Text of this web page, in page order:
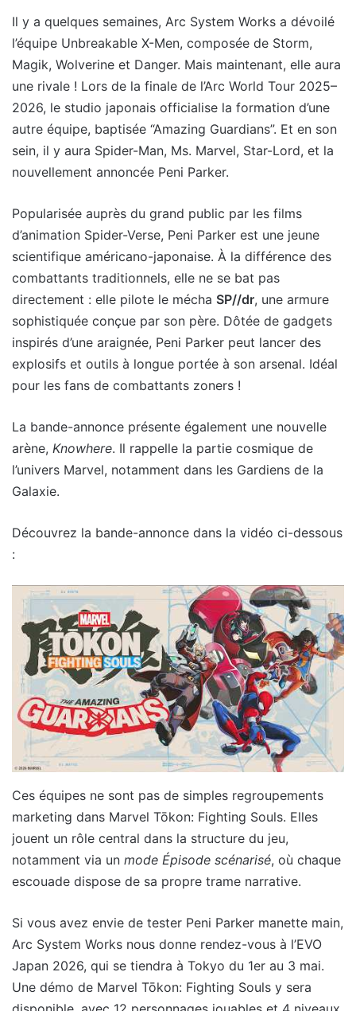
Il y a quelques semaines, Arc System Works a dévoilé
l’équipe Unbreakable X-Men, composée de Storm,
Magik, Wolverine et Danger. Mais maintenant, elle aura
une rivale ! Lors de la finale de l’Arc World Tour 2025–
2026, le studio japonais officialise la formation d’une
autre équipe, baptisée “Amazing Guardians”. Et en son
sein, il y aura Spider-Man, Ms. Marvel, Star-Lord, et la
nouvellement annoncée Peni Parker.
Popularisée auprès du grand public par les films
d’animation Spider-Verse, Peni Parker est une jeune
scientifique américano-japonaise. À la différence des
combattants traditionnels, elle ne se bat pas
directement : elle pilote le mécha SP//dr, une armure
sophistiquée conçue par son père. Dôtée de gadgets
inspirés d’une araignée, Peni Parker peut lancer des
explosifs et outils à longue portée à son arsenal. Idéal
pour les fans de combattants zoners !
La bande-annonce présente également une nouvelle
arène, Knowhere. Il rappelle la partie cosmique de
l’univers Marvel, notamment dans les Gardiens de la
Galaxie.
Découvrez la bande-annonce dans la vidéo ci-dessous
:
Ces équipes ne sont pas de simples regroupements
marketing dans Marvel Tōkon: Fighting Souls. Elles
jouent un rôle central dans la structure du jeu,
notamment via un mode Épisode scénarisé, où chaque
escouade dispose de sa propre trame narrative.
Si vous avez envie de tester Peni Parker manette main,
Arc System Works nous donne rendez-vous à l’EVO
Japan 2026, qui se tiendra à Tokyo du 1er au 3 mai.
Une démo de Marvel Tōkon: Fighting Souls y sera